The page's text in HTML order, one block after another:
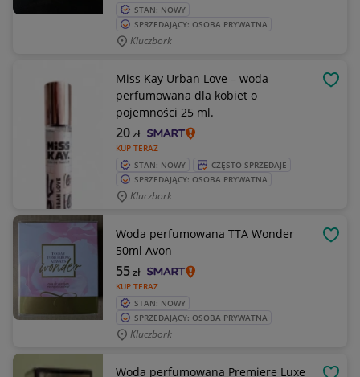
STAN: NOWY
SPRZEDAJĄCY: OSOBA PRYWATNA
Kluczbork
Miss Kay Urban Love – woda
perfumowana dla kobiet o
pojemności 25 ml.
KUP TERAZ
20zł
STAN: NOWY
CZĘSTO SPRZEDAJE
SPRZEDAJĄCY: OSOBA PRYWATNA
Kluczbork
Woda perfumowana TTA Wonder
50ml Avon
KUP TERAZ
55zł
STAN: NOWY
SPRZEDAJĄCY: OSOBA PRYWATNA
Kluczbork
Woda perfumowana Premiere Luxe